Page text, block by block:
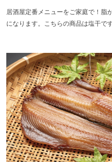
居酒屋定番メニューをご家庭で！脂
になります。こちらの商品は塩干です